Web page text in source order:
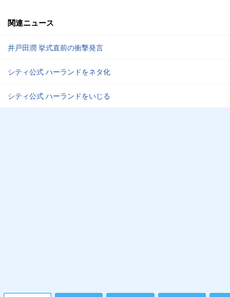
関連ニュース
井戸田潤 挙式直前の衝撃発言
シティ公式 ハーランドをネタ化
シティ公式 ハーランドをいじる